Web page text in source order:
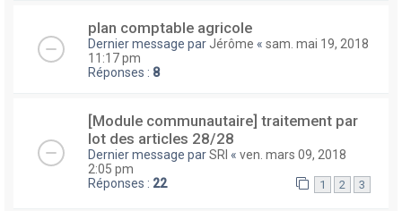
plan comptable agricole
Dernier message par Jérôme « sam. mai 19, 2018
11:17 pm
Réponses : 8
[Module communautaire] traitement par
lot des articles 28/28
Dernier message parSRI « ven. mars 09, 2018
2:05 pm
Réponses : 22 1 2 3